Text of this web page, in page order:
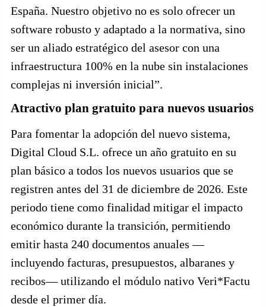
España. Nuestro objetivo no es solo ofrecer un
software robusto y adaptado a la normativa, sino
ser un aliado estratégico del asesor con una
infraestructura 100% en la nube sin instalaciones
complejas ni inversión inicial”.
Atractivo plan gratuito para nuevos usuarios
Para fomentar la adopción del nuevo sistema,
Digital Cloud S.L. ofrece un año gratuito en su
plan básico a todos los nuevos usuarios que se
registren antes del 31 de diciembre de 2026. Este
periodo tiene como finalidad mitigar el impacto
económico durante la transición, permitiendo
emitir hasta 240 documentos anuales —
incluyendo facturas, presupuestos, albaranes y
recibos— utilizando el módulo nativo Veri*Factu
desde el primer día.